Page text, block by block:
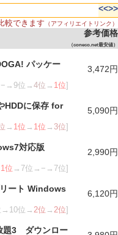
<<>>
較できます （アフィリエイトリンク）
参考価格
（coneco.net最安値）
パッケー
位→4位 → 1位]
3,472円
HDDに保存 for
→ 1位 → 1位 → 3位]
5,090円
対応版
1位 →7位→−→7位]
2,990円
ート Windows
→10位→2位 →2位]
6,120円
題3 ダウンロー